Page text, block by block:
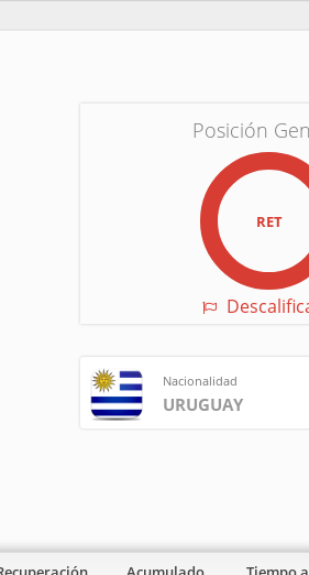
Posición
RET
Nacionalidad
URUGUAY